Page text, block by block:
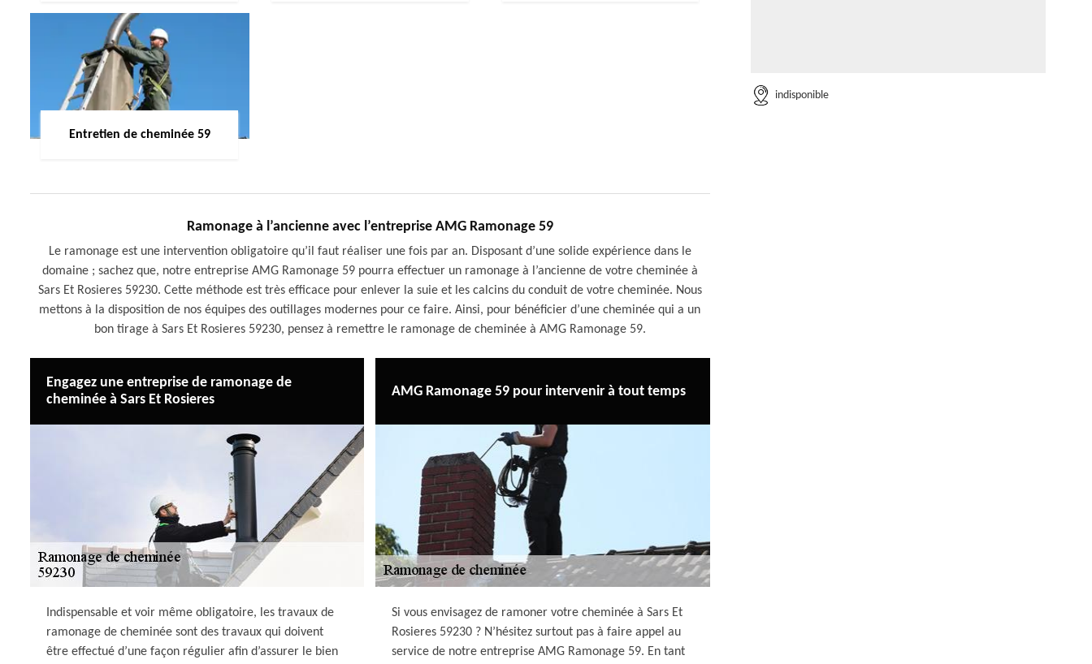
Entretien de cheminée 59
Ramonage à l’ancienne avec l’entreprise AMG Ramonage 59
Le ramonage est une intervention obligatoire qu’il faut réaliser une fois par an. Disposant d’une solide expérience dans le
domaine ; sachez que, notre entreprise AMG Ramonage 59 pourra effectuer un ramonage à l’ancienne de votre cheminée à
Sars Et Rosieres 59230. Cette méthode est très efficace pour enlever la suie et les calcins du conduit de votre cheminée. Nous
mettons à la disposition de nos équipes des outillages modernes pour ce faire. Ainsi, pour bénéficier d’une cheminée qui a un
bon tirage à Sars Et Rosieres 59230, pensez à remettre le ramonage de cheminée à AMG Ramonage 59.
Engagez une entreprise de ramonage de
cheminée à Sars Et Rosieres
Indispensable et voir même obligatoire, les travaux de
ramonage de cheminée sont des travaux qui doivent
être effectué d’une façon régulier afin d’assurer le bien
AMG Ramonage 59 pour intervenir à tout temps
Si vous envisagez de ramoner votre cheminée à Sars Et
Rosieres 59230 ? N’hésitez surtout pas à faire appel au
service de notre entreprise AMG Ramonage 59. En tant
indisponible